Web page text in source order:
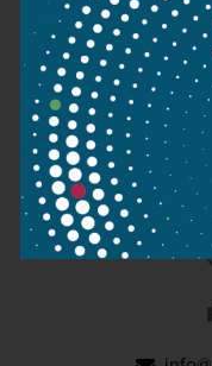
1095